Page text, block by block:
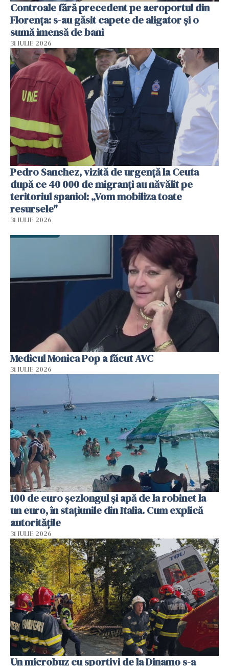
Controale fără precedent pe aeroportul din
Florența: s-au găsit capete de aligator și o
sumă imensă de bani
31 IULIE 2026
Pedro Sanchez, vizită de urgență la Ceuta
după ce 40 000 de migranți au năvălit pe
teritoriul spaniol: „Vom mobiliza toate
resursele"
31 IULIE 2026
Medicul Monica Pop a făcut AVC
31 IULIE 2026
100 de euro șezlongul și apă de la robinet la
un euro, în stațiunile din Italia. Cum explică
autoritățile
31 IULIE 2026
Un microbuz cu sportivi de la Dinamo s-a